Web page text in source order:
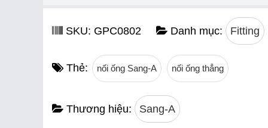
SKU: GPC0802 Danh mục: Fitting
Thẻ: nối ống Sang-A nối ống thẳng
Thương hiệu: Sang-A